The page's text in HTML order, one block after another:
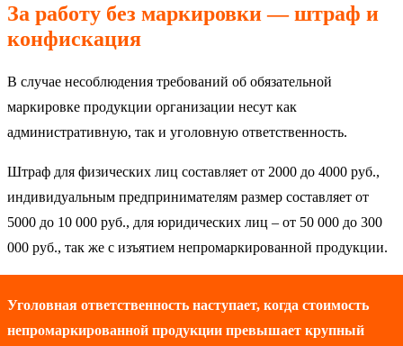
За работу без маркировки — штраф и
конфискация
В случае несоблюдения требований об обязательной
маркировке продукции организации несут как
административную, так и уголовную ответственность.
Штраф для физических лиц составляет от 2000 до 4000 руб.,
индивидуальным предпринимателям размер составляет от
5000 до 10 000 руб., для юридических лиц – от 50 000 до 300
000 руб., так же с изъятием непромаркированной продукции.
Уголовная ответственность наступает, когда стоимость
непромаркированной продукции превышает крупный